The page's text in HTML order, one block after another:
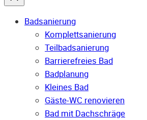
Badsanierung
Komplettsanierung
Teilbadsanierung
Barrierefreies Bad
Badplanung
Kleines Bad
Gäste-WC renovieren
Bad mit Dachschräge